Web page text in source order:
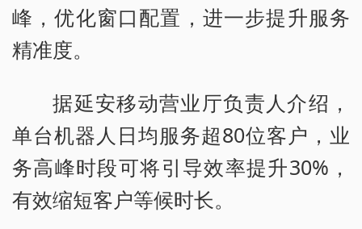
峰，优化窗口配置，进一步提升服务
精准度。
据延安移动营业厅负责人介绍，
单台机器人日均服务超80位客户，业
务高峰时段可将引导效率提升30%，
有效缩短客户等候时长。